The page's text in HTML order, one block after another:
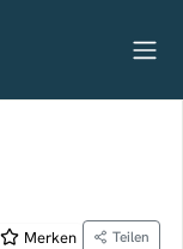
Merken Teilen